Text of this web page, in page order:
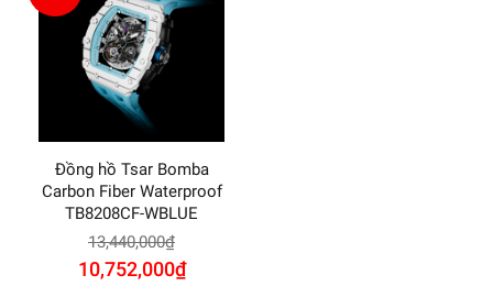
Đồng hồ Tsar Bomba
Carbon Fiber Waterproof
TB8208CF-WBLUE
13,440,000₫
10,752,000₫